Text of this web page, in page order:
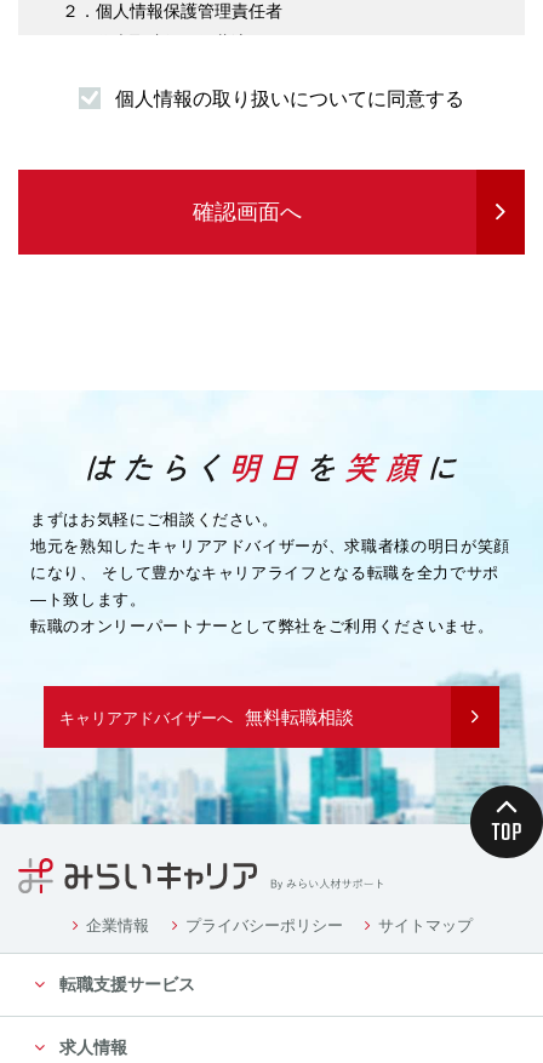
２．個人情報保護管理責任者
（１）求職者様情報
・企業紹介先のご案内を行うため
・サービスの提供に必要な書類などの発送
・サービスに関する情報のご案内等を行うため
・企業様へ各種連絡を行うため
・その他、上記業務に関連または付随する業務を行う
ため
（３）取引先企業情報
・業務を履行するため
・企業様へ各種連絡を行うため
（４）募集や採用に応募頂く方の情報
（５）当社従業者の情報
・人事や労務、福利厚生などの業務連絡のため
４．個人情報の委託について
当社は、業務を円滑に進める等の理由から、業務の一
部を外部に委託する際に、個人情報を委託す
る場合があります。ただし、委託先に開示するお客様
の個人情報は、当該業務の委託に必要となる
最小限の個人情報のみとし、かつ使用範囲もその範囲
に限定します。
尚、委託先は、十分な個人情報の保護水準を満たして
個人情報の取り扱いについてに同意する
確認画面へ
まずはお気軽にご相談ください。
地元を熟知したキャリアアドバイザーが、求職者様の明日が笑顔
になり、
そして豊かなキャリアライフとなる転職を全力でサポ
―ト致します。
転職のオンリーパートナーとして弊社をご利用くださいませ。
キャリアアドバイザーへ 無料転職相談
企業情報 プライバシーポリシー サイトマップ
転職支援サービス
求人情報